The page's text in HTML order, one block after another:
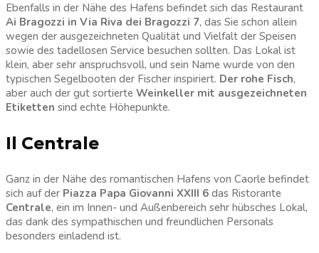
Ebenfalls in der Nähe des Hafens befindet sich das Restaurant
Ai Bragozzi in Via Riva dei Bragozzi 7, das Sie schon allein
wegen der ausgezeichneten Qualität und Vielfalt der Speisen
sowie des tadellosen Service besuchen sollten. Das Lokal ist
klein, aber sehr anspruchsvoll, und sein Name wurde von den
typischen Segelbooten der Fischer inspiriert. Der rohe Fisch,
aber auch der gut sortierte Weinkeller mit ausgezeichneten
Etiketten sind echte Höhepunkte.
Il Centrale
Ganz in der Nähe des romantischen Hafens von Caorle befindet
sich auf der Piazza Papa Giovanni XXIII 6 das Ristorante
Centrale, ein im Innen- und Außenbereich sehr hübsches Lokal,
das dank des sympathischen und freundlichen Personals
besonders einladend ist.